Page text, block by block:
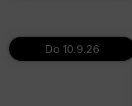
Do 10.9.26